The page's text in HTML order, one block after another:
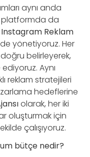
aynı anda
platformda da
Instagram Reklam
yönetiyoruz. Her
belirleyerek,
ediyoruz. Aynı
reklam stratejileri
hedeflerine
olarak, her iki
oluşturmak için
çalışıyoruz.
bütçe nedir?